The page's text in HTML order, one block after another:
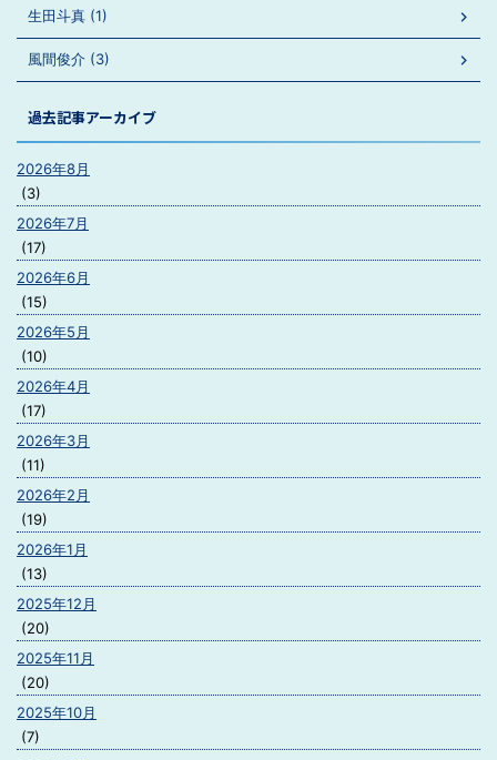
生田斗真 (1)
風間俊介 (3)
過去記事アーカイブ
2026年8月
(3)
2026年7月
(17)
2026年6月
(15)
2026年5月
(10)
2026年4月
(17)
2026年3月
(11)
2026年2月
(19)
2026年1月
(13)
2025年12月
(20)
2025年11月
(20)
2025年10月
(7)